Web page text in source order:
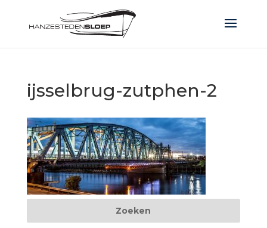
ijsselbrug-zutphen-2